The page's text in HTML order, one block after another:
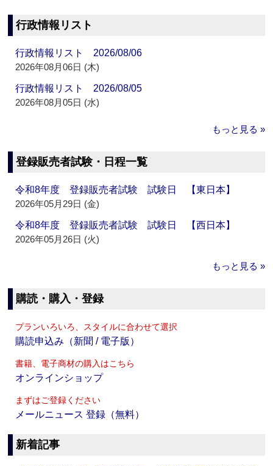
行政情報リスト
行政情報リスト 2026/08/06
2026年08月06日 (木)
行政情報リスト 2026/08/05
2026年08月05日 (水)
もっと見る »
登録販売者試験・日程一覧
令和8年度 登録販売者試験 試験日 【東日本】
2026年05月29日 (金)
令和8年度 登録販売者試験 試験日 【西日本】
2026年05月26日 (火)
もっと見る »
購読・購入・登録
プランいろいろ、スタイルに合わせて選択
購読申込み（新聞 / 電子版）
書籍、電子商材の購入はこちら
オンラインショップ
まずはご登録ください
メールニュース 登録（無料）
新着記事